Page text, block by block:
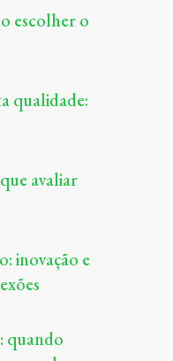
escolher o
qualidade:
avaliar
inovação e
quando